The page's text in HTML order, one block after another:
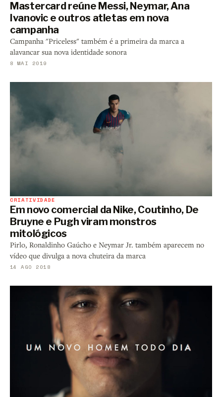
Mastercard reúne Messi, Neymar, Ana
Ivanovic e outros atletas em nova
campanha
Campanha "Priceless" também é a primeira da marca a
alavancar sua nova identidade sonora
8 MAI 2019
CRIATIVIDADE
Em novo comercial da Nike, Coutinho, De
Bruyne e Pugh viram monstros
mitológicos
Pirlo, Ronaldinho Gaúcho e Neymar Jr. também aparecem no
vídeo que divulga a nova chuteira da marca
14 AGO 2018